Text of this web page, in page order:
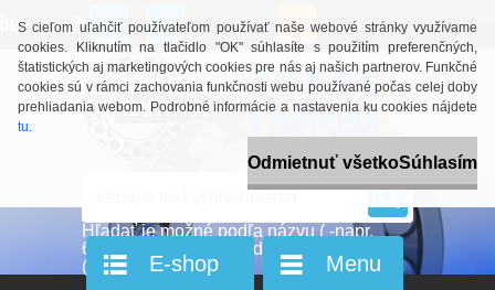
S cieľom uľahčiť používateľom používať naše webové stránky využívame
cookies. Kliknutím na tlačidlo "OK" súhlasíte s použitím preferenčných,
štatistických aj marketingových cookies pre nás aj našich partnerov. Funkčné
cookies sú v rámci zachovania funkčnosti webu používané počas celej doby
prehliadania webom. Podrobné informácie a nastavenia ku cookies nájdete
tu.
Odmietnuť všetkoSúhlasím
0 ks / 0,00 €
E-shop Menu